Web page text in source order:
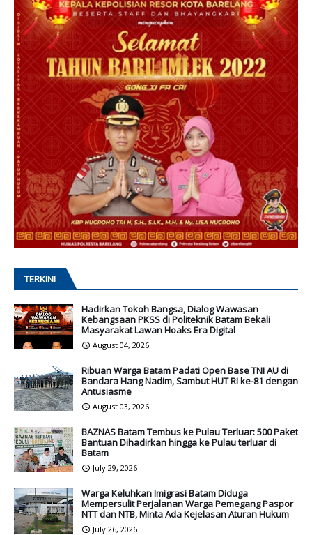
TERKINI
Hadirkan Tokoh Bangsa, Dialog Wawasan
Kebangsaan PKSS di Politeknik Batam Bekali
Masyarakat Lawan Hoaks Era Digital
August 04, 2026
Ribuan Warga Batam Padati Open Base TNI AU di
Bandara Hang Nadim, Sambut HUT RI ke-81 dengan
Antusiasme
August 03, 2026
BAZNAS Batam Tembus ke Pulau Terluar: 500 Paket
Bantuan Dihadirkan hingga ke Pulau terluar di
Batam
July 29, 2026
Warga Keluhkan Imigrasi Batam Diduga
Mempersulit Perjalanan Warga Pemegang Paspor
NTT dan NTB, Minta Ada Kejelasan Aturan Hukum
July 26, 2026